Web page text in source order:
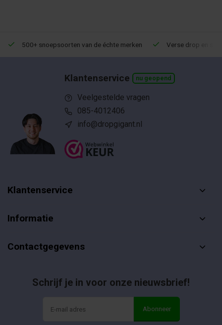
500+ snoepsoorten van de échte merken Verse drop en
Klantenservice nu geopend
Veelgestelde vragen
085-4012406
info@dropgigant.nl
Klantenservice
Informatie
Contactgegevens
Schrijf je in voor onze nieuwsbrief!
Abonneer